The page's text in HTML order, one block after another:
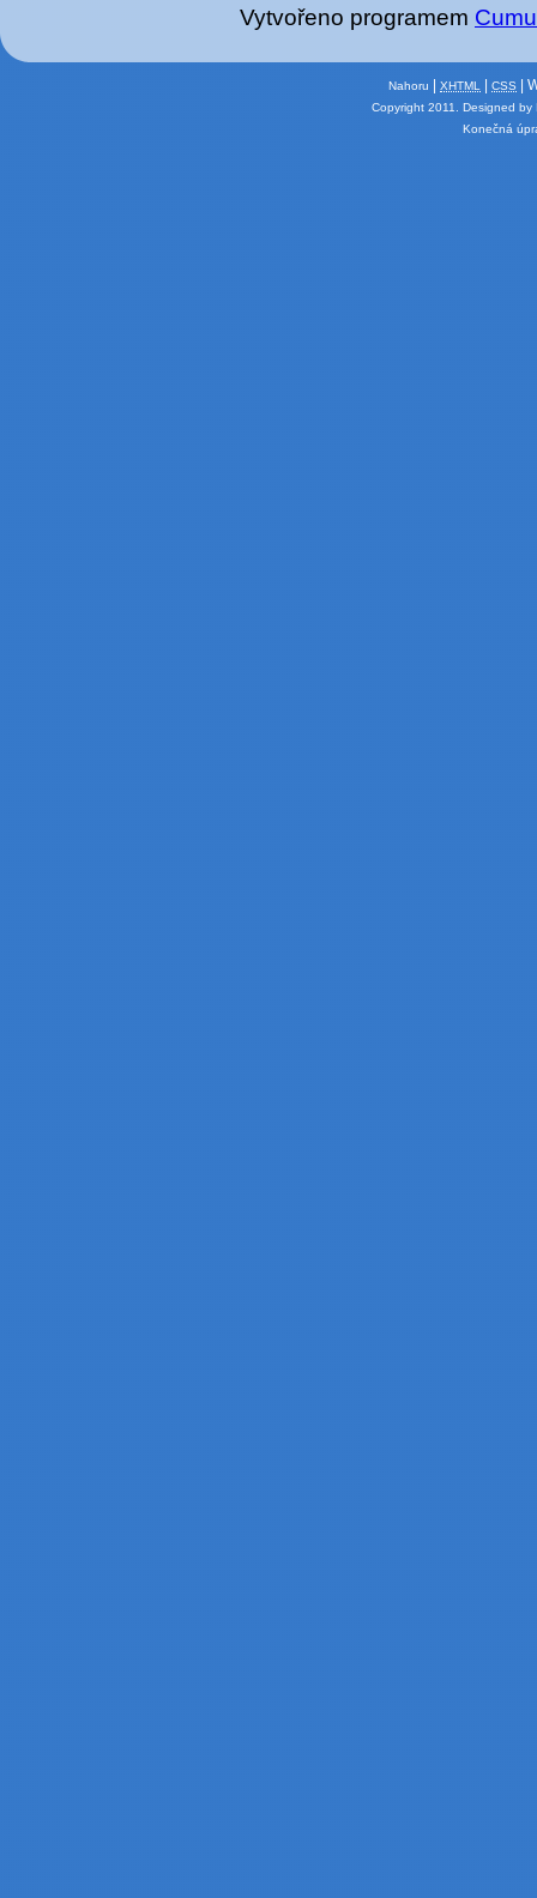
Vytvořeno programem
Nahoru XHTML CSS |
Copyright 2011. Designed by
Konečná